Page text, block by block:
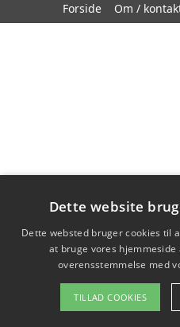
Forside
Om /
Dette website
Dette websted bruger cookies til
at bruge vores
overensstemmelse med
TILLAD COOKIES